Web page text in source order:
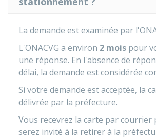
La demande est examinée par
L'ONACVG a environ 2 mois pour
une réponse. En l'absence de
délai, la demande est considérée
Si votre demande est acceptée, la
délivrée par la préfecture.
Vous recevrez la carte par courrier
serez invité à la retirer à la